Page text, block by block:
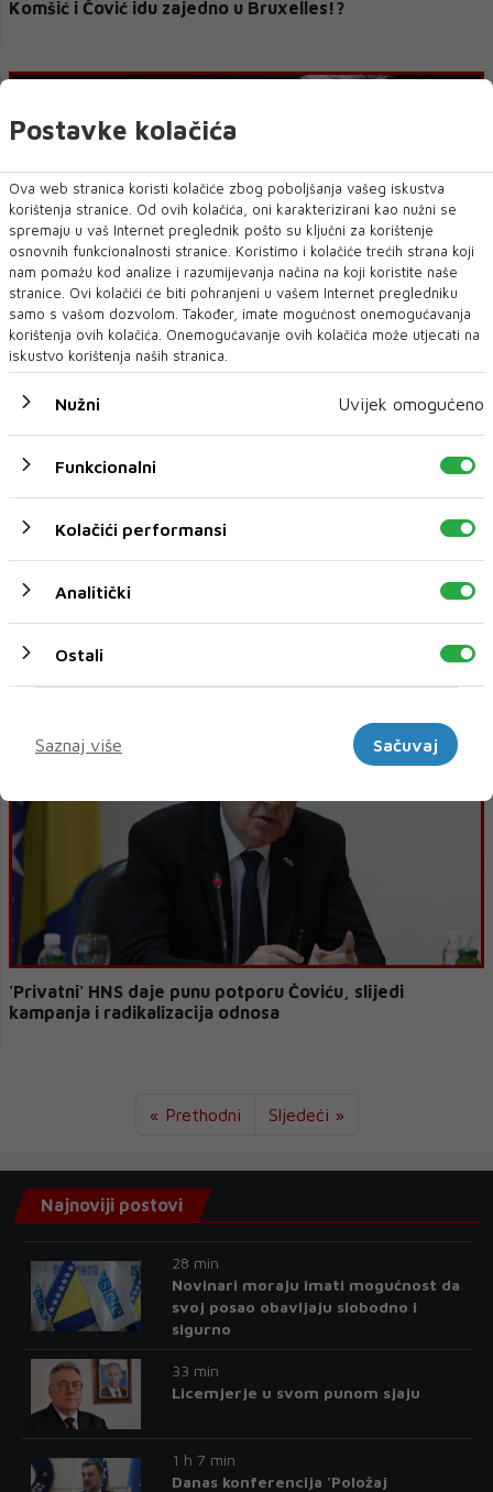
Komšić i Čović idu zajedno u Bruxelles!?
Bojkot izbora po scenariju iz Srebrenice HDZ bi potpuno
uklonio iz vlasti
POLITIČARI I DEMOGRAFSKI SLOM: Prvo su istinu gurali
pod tepih, sada priznaju problem ali i dalje ne rade ništa
da se on riješi
'Privatni' HNS daje punu potporu Čoviću, slijedi
kampanja i radikalizacija odnosa
« Prethodni Sljedeći »
Postavke kolačića
Ova web stranica koristi kolačiće zbog poboljšanja vašeg iskustva
korištenja stranice. Od ovih kolačića, oni karakterizirani kao nužni se
spremaju u vaš Internet preglednik pošto su ključni za korištenje
osnovnih funkcionalnosti stranice. Koristimo i kolačiće trećih strana koji
nam pomažu kod analize i razumijevanja načina na koji koristite naše
stranice. Ovi kolačići će biti pohranjeni u vašem Internet pregledniku
samo s vašom dozvolom. Također, imate mogućnost onemogućavanja
korištenja ovih kolačića. Onemogućavanje ovih kolačića može utjecati na
iskustvo korištenja naših stranica.
Nužni Uvijek omogućeno
Funkcionalni
Kolačići performansi
Analitički
Ostali
Saznaj više
Sačuvaj
Najnoviji postovi
28 min
Novinari moraju imati mogućnost da
svoj posao obavljaju slobodno i
sigurno
33 min
Licemjerje u svom punom sjaju
1 h 7 min
Danas konferencija 'Položaj